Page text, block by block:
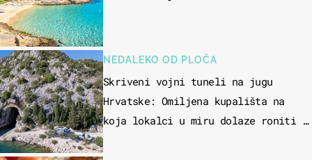
NEDALEKO OD PLOČA
Skriveni vojni tuneli na jugu
Hrvatske: Omiljena kupališta na
koja lokalci u miru dolaze roniti i